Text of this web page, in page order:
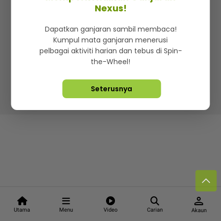
Utama Menu Video Carian
person
Akaun
Iklan di SMG360
Terma & Syarat Dasar Privasi
Lebih hot, viral dan sensasi
Hakcipta Terpelihara ©2026. Star Media Group Berhad
Nexus!
Dapatkan ganjaran sambil membaca!
Kumpul mata ganjaran menerusi
pelbagai aktiviti harian dan tebus di Spin-
the-Wheel!
Seterusnya